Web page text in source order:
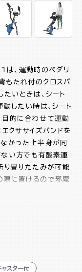
、運動時のペダリ
もたれ付のクロスバ
いときは、シート
動したい時は、シート
目的に合わせて運動
クササイズバンドを
かった上半身が同
ない方でも有酸素運
り畳りたたみが可能
隅に置けるので邪魔
取れた体を作りま
ル付
る
非表示のコンテンツを
ャスター付